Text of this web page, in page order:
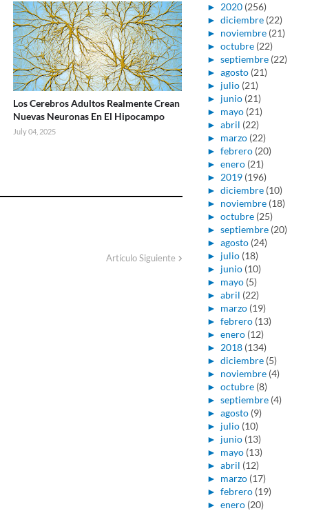
Los Cerebros Adultos Realmente Crean
Nuevas Neuronas En El Hipocampo
July 04, 2025
Artículo Siguiente
► 2020 (256)
► diciembre (22)
► noviembre (21)
► octubre (22)
► septiembre (22)
► agosto (21)
► julio (21)
► junio (21)
► mayo (21)
► abril (22)
► marzo (22)
► febrero (20)
► enero (21)
► 2019 (196)
► diciembre (10)
► noviembre (18)
► octubre (25)
► septiembre (20)
► agosto (24)
► julio (18)
► junio (10)
► mayo (5)
► abril (22)
► marzo (19)
► febrero (13)
► enero (12)
► 2018 (134)
► diciembre (5)
► noviembre (4)
► octubre (8)
► septiembre (4)
► agosto (9)
► julio (10)
► junio (13)
► mayo (13)
► abril (12)
► marzo (17)
► febrero (19)
► enero (20)